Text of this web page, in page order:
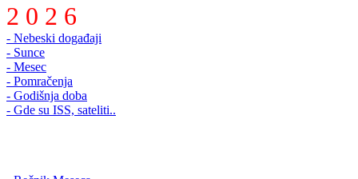
2 0 2 6
- Nebeski događaji
- Sunce
- Mesec
- Pomračenja
- Godišnja doba
- Gde su ISS, sateliti..